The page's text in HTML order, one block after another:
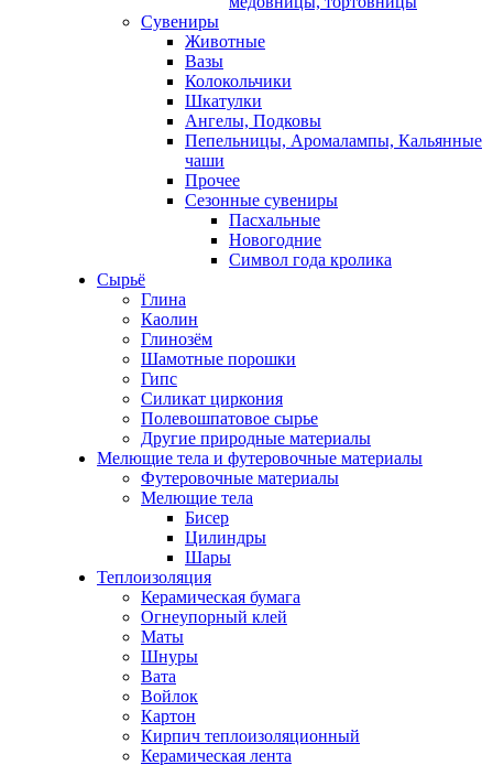
Сувениры
Животные
Вазы
Колокольчики
Шкатулки
Ангелы, Подковы
Пепельницы, Аромалампы, Кальянные
чаши
Прочее
Сезонные сувениры
Пасхальные
Новогодние
Символ года кролика
Сырьё
Глина
Каолин
Глинозём
Шамотные порошки
Гипс
Силикат циркония
Полевошпатовое сырье
Другие природные материалы
Мелющие тела и футеровочные материалы
Футеровочные материалы
Мелющие тела
Бисер
Цилиндры
Шары
Теплоизоляция
Керамическая бумага
Огнеупорный клей
Маты
Шнуры
Вата
Войлок
Картон
Кирпич теплоизоляционный
Керамическая лента